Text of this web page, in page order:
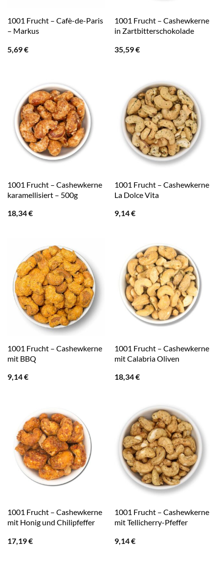
1001 Frucht – Cafè-de-Paris
– Markus
5,69€
1001 Frucht – Cashewkerne
in Zartbitterschokolade
35,59€
1001 Frucht – Cashewkerne
karamellisiert – 500g
18,34€
1001 Frucht – Cashewkerne
La Dolce Vita
9,14€
1001 Frucht – Cashewkerne
mit BBQ
9,14€
1001 Frucht – Cashewkerne
mit Calabria Oliven
18,34€
1001 Frucht – Cashewkerne
mit Honig und Chilipfeffer
17,19€
1001 Frucht – Cashewkerne
mit Tellicherry-Pfeffer
9,14€